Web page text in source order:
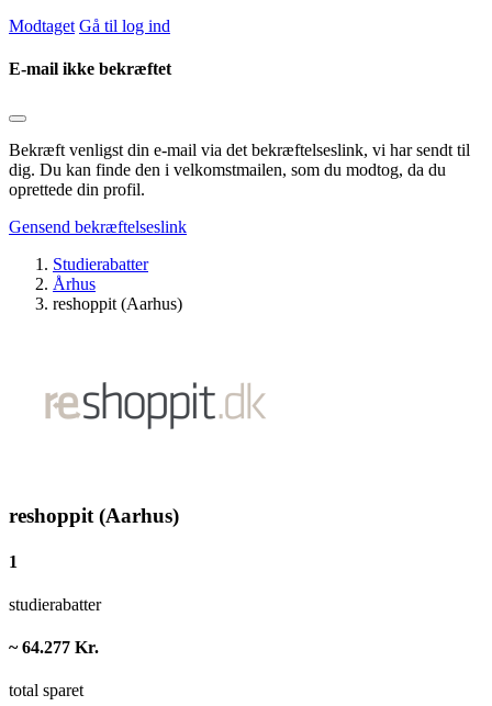
Modtaget Gå til log ind
E-mail ikke bekræftet
Bekræft venligst din e-mail via det bekræftelseslink, vi har sendt til
dig. Du kan finde den i velkomstmailen, som du modtog, da du
oprettede din profil.
Gensend bekræftelseslink
Studierabatter
Århus
reshoppit (Aarhus)
reshoppit (Aarhus)
1
studierabatter
~ 64.277 Kr.
total sparet